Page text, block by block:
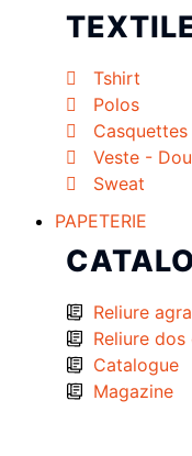
Tshirt
Polos
Casquettes
Veste -
Sweat
PAPETERIE
Reliure
Reliure
Catalogue
Magazine